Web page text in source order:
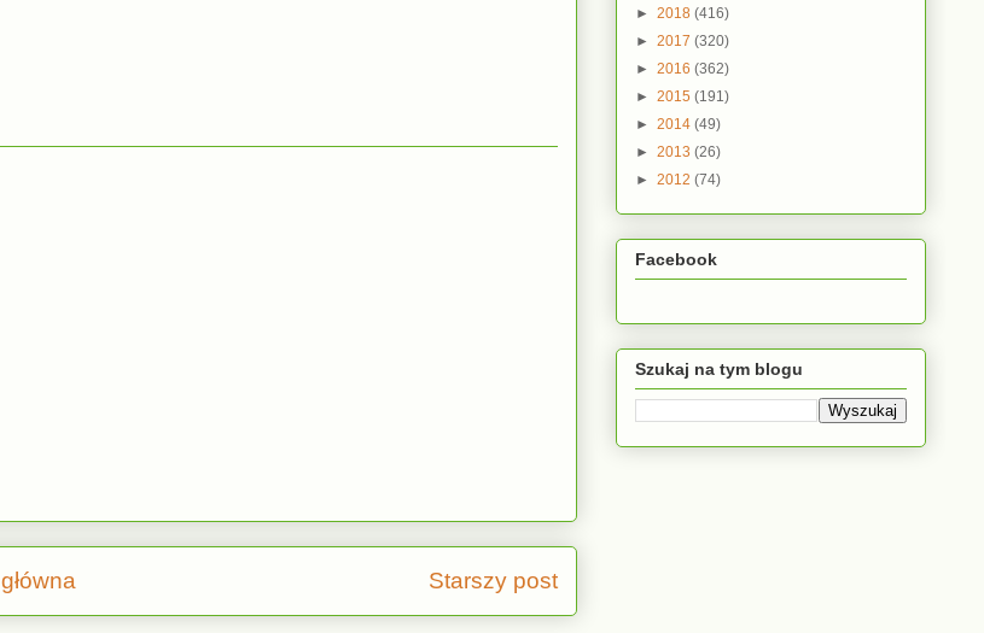
Starszy post
► 2018 (416)
► 2017 (320)
► 2016 (362)
► 2015 (191)
► 2014 (49)
► 2013 (26)
► 2012 (74)
Facebook
Szukaj na tym blogu